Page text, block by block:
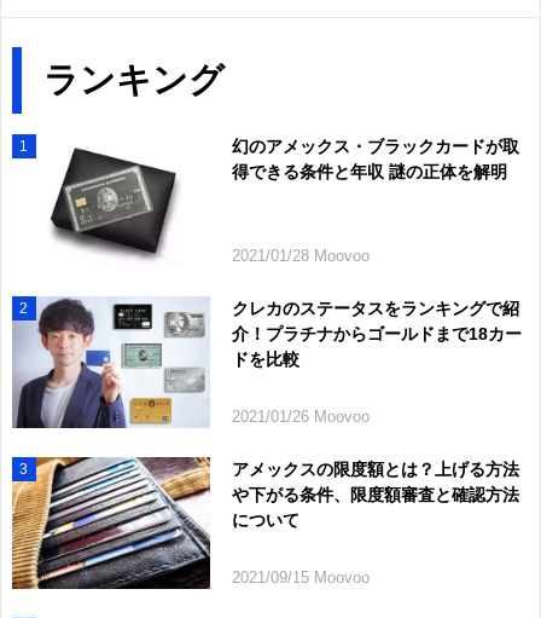
ランキング
1
幻のアメックス・ブラックカードが取
得できる条件と年収 謎の正体を解明
2021/01/28 Moovoo
2
クレカのステータスをランキングで紹
介！プラチナからゴールドまで18カー
ドを比較
2021/01/26 Moovoo
3
アメックスの限度額とは？上げる方法
や下がる条件、限度額審査と確認方法
について
2021/09/15 Moovoo